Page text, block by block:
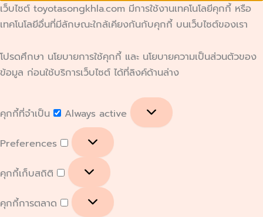
เว็บไซต์ toyotasongkhla.com มีการใช้งานเทคโนโลยีคุกกี้ หรือ
เทคโนโลยีอื่นที่มีลักษณะใกล้เคียงกันกับคุกกี้ บนเว็บไซต์ของเรา
โปรดศึกษา นโยบายการใช้คุกกี้ และ นโยบายความเป็นส่วนตัวของ
ข้อมูล ก่อนใช้บริการเว็บไซต์ ได้ที่ลิงค์ด้านล่าง
คุกกี้ที่จำเป็น Always active
Preferences
คุกกี้เก็บสถิติ
คุกกี้การตลาด